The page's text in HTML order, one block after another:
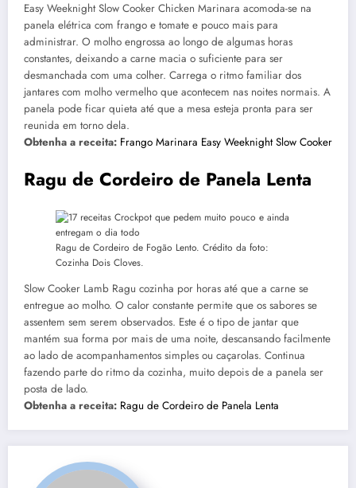
Easy Weeknight Slow Cooker Chicken Marinara acomoda-se na
panela elétrica com frango e tomate e pouco mais para
administrar. O molho engrossa ao longo de algumas horas
constantes, deixando a carne macia o suficiente para ser
desmanchada com uma colher. Carrega o ritmo familiar dos
jantares com molho vermelho que acontecem nas noites normais. A
panela pode ficar quieta até que a mesa esteja pronta para ser
reunida em torno dela.
Obtenha a receita: Frango Marinara Easy Weeknight Slow Cooker
Ragu de Cordeiro de Panela Lenta
Ragu de Cordeiro de Fogão Lento. Crédito da foto:
Cozinha Dois Cloves.
Slow Cooker Lamb Ragu cozinha por horas até que a carne se
entregue ao molho. O calor constante permite que os sabores se
assentem sem serem observados. Este é o tipo de jantar que
mantém sua forma por mais de uma noite, descansando facilmente
ao lado de acompanhamentos simples ou caçarolas. Continua
fazendo parte do ritmo da cozinha, muito depois de a panela ser
posta de lado.
Obtenha a receita: Ragu de Cordeiro de Panela Lenta